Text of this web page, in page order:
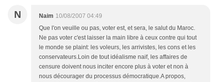
N Naim 10/08/2007 04:49
Que l'on veuille ou pas, voter est, et sera, le salut du Maroc.
Ne pas voter c'est laisser la main libre à ceux contre qui tout
le monde se plaint: les voleurs, les arrivistes, les cons et les
conservateurs.Loin de tout idéalisme naif, les affaires de
censure doivent nous inciter encore plus à voter et non à
nous décourager du processus démocratique.A propos,